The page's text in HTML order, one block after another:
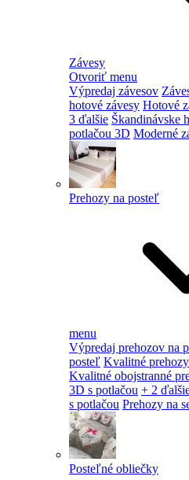
Závesy
Otvoriť menu
Výpredaj závesov
hotové závesy Hotové
3 ďalšie Škandinávske
potlačou 3D Moderné
Prehozy na posteľ
menu
Výpredaj prehozov na
posteľ Kvalitné
Kvalitné obojstranné
3D s potlačou + 2
s potlačou Prehozy na
Posteľné obliečky